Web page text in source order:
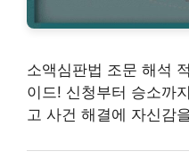
소액심판법 조문 해석
이드! 신청부터 승소까
고 사건 해결에 자신감